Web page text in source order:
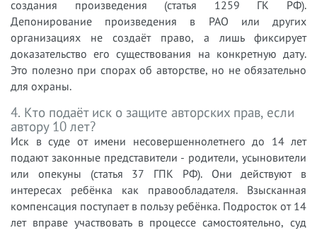
создания произведения (статья 1259 ГК РФ).
Депонирование произведения в РАО или других
организациях не создаёт право, а лишь фиксирует
доказательство его существования на конкретную дату.
Это полезно при спорах об авторстве, но не обязательно
для охраны.
4. Кто подаёт иск о защите авторских прав, если
автору 10 лет?
Иск в суде от имени несовершеннолетнего до 14 лет
подают законные представители - родители, усыновители
или опекуны (статья 37 ГПК РФ). Они действуют в
интересах ребёнка как правообладателя. Взысканная
компенсация поступает в пользу ребёнка. Подросток от 14
лет вправе участвовать в процессе самостоятельно, суд